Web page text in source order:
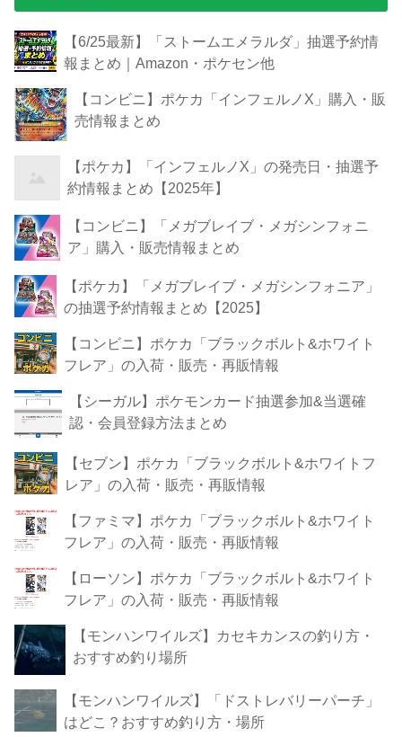
【6/25最新】「ストームエメラルダ」抽選予約情
報まとめ｜Amazon・ポケセン他
【コンビニ】ポケカ「インフェルノX」購入・販
売情報まとめ
【ポケカ】「インフェルノX」の発売日・抽選予
約情報まとめ【2025年】
【コンビニ】「メガブレイブ・メガシンフォニ
ア」購入・販売情報まとめ
【ポケカ】「メガブレイブ・メガシンフォニア」
の抽選予約情報まとめ【2025】
【コンビニ】ポケカ「ブラックボルト&ホワイト
フレア」の入荷・販売・再販情報
【シーガル】ポケモンカード抽選参加&当選確
認・会員登録方法まとめ
【セブン】ポケカ「ブラックボルト&ホワイトフ
レア」の入荷・販売・再販情報
【ファミマ】ポケカ「ブラックボルト&ホワイト
フレア」の入荷・販売・再販情報
【ローソン】ポケカ「ブラックボルト&ホワイト
フレア」の入荷・販売・再販情報
【モンハンワイルズ】カセキカンスの釣り方・
おすすめ釣り場所
【モンハンワイルズ】「ドストレバリーパーチ」
はどこ？おすすめ釣り方・場所